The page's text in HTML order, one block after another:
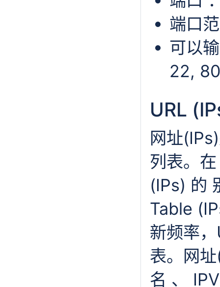
端口
可以
22,
URL
网址
列表。
(IPs) 的
Table
新频率
表。网
名 、